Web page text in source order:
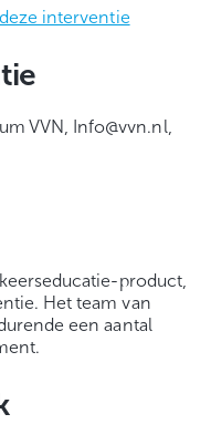
interventie
VVN, Info@vvn.nl,
product,
Het team van
een aantal